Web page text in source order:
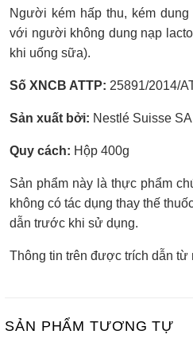
Người kém hấp thu, kém
với người không dung nạp
khi uống sữa).
Số XNCB ATTP: 25891/2014/
Sản xuất bởi: Nestlé Suisse
Quy cách: Hộp 400g
Sản phẩm này là thực phẩm
không có tác dụng thay thế
dẫn trước khi sử dụng.
Thông tin trên được trích dẫn từ
SẢN PHẨM TƯƠNG TỰ